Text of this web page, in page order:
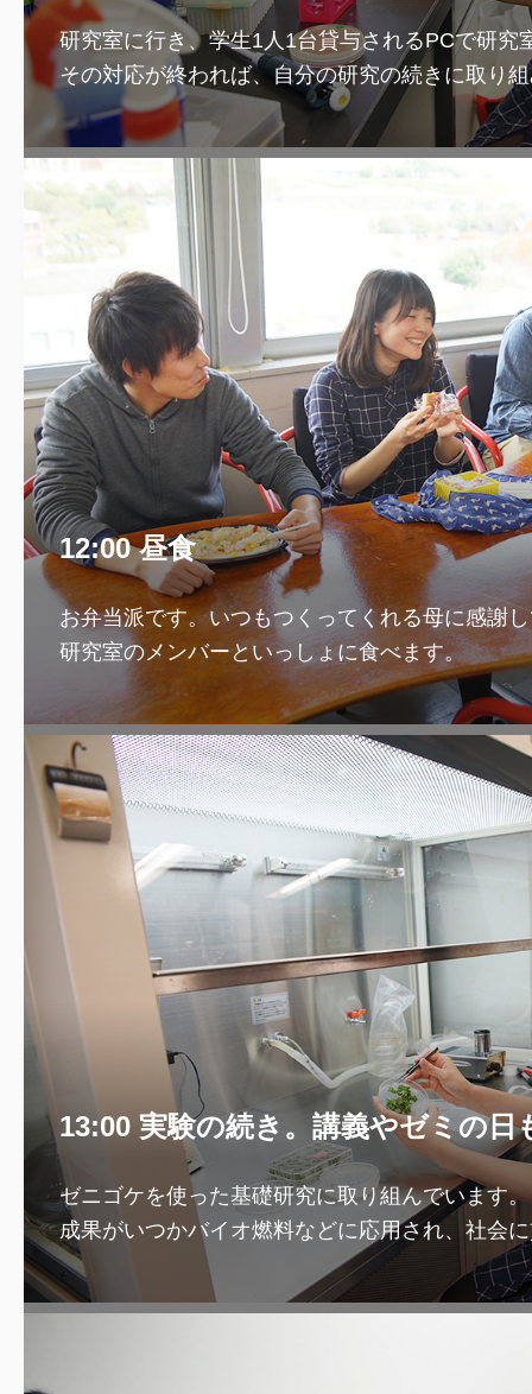
研究室に行き、学生1人1台貸与されるPCで研究
その対応が終われば、自分の研究の続きに取り
12:00 昼食
お弁当派です。いつもつくってくれる母に感謝
研究室のメンバーといっしょに食べます。
13:00 実験の続き。講義やゼミの日
ゼニゴケを使った基礎研究に取り組んでいます。
成果がいつかバイオ燃料などに応用され、社会